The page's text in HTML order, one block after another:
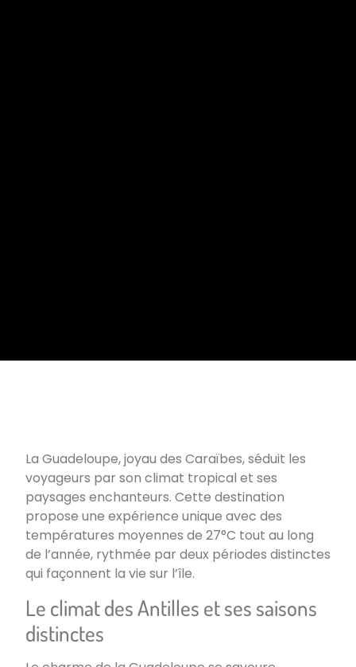
La Guadeloupe, joyau des Caraïbes, séduit les
voyageurs par son climat tropical et ses
paysages enchanteurs. Cette destination
propose une expérience unique avec des
températures moyennes de 27°C tout au long
de l’année, rythmée par deux périodes distinctes
qui façonnent la vie sur l’île.
Le climat des Antilles et ses saisons
distinctes